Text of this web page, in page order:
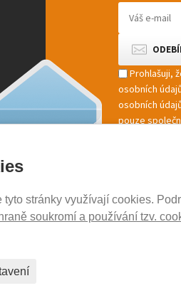
stránky využívají cookies.
soukromí a používání tzv.
Prohlašuji,
osobních
osobních
pouze